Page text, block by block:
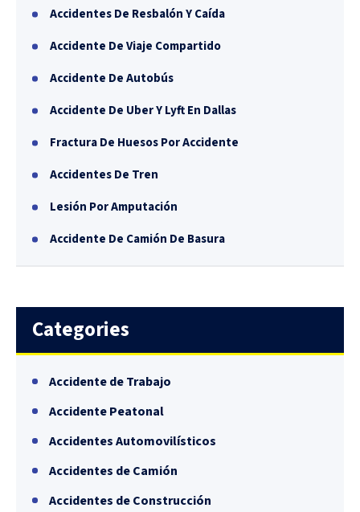
Accidentes De Resbalón Y Caída
Accidente De Viaje Compartido
Accidente De Autobús
Accidente De Uber Y Lyft En Dallas
Fractura De Huesos Por Accidente
Accidentes De Tren
Lesión Por Amputación
Accidente De Camión De Basura
Categories
Accidente de Trabajo
Accidente Peatonal
Accidentes Automovilísticos
Accidentes de Camión
Accidentes de Construcción